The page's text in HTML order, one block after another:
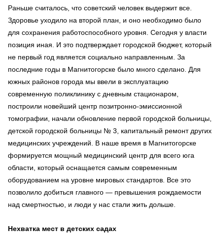
Раньше считалось, что советский человек выдержит все.
Здоровье уходило на второй план, и оно необходимо было
для сохранения работоспособного уровня. Сегодня у власти
позиция иная. И это подтверждает городской бюджет, который
не первый год является социально направленным. За
последние годы в Магнитогорске было много сделано. Для
южных районов города мы ввели в эксплуатацию
современную поликлинику с дневным стационаром,
построили новейший центр позитронно-эмиссионной
томографии, начали обновление первой городской больницы,
детской городской больницы № 3, капитальный ремонт других
медицинских учреждений. В наше время в Магнитогорске
формируется мощный медицинский центр для всего юга
области, который оснащается самым современным
оборудованием на уровне мировых стандартов. Все это
позволило добиться главного — превышения рождаемости
над смертностью, и люди у нас стали жить дольше.
Нехватка мест в детских садах